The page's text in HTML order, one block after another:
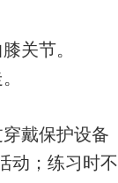
关节。
戴保护设备
动；练习时不